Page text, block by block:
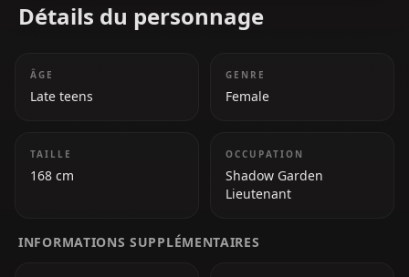
Détails du personnage
ÂGE
Late teens
GENRE
Female
TAILLE
168 cm
OCCUPATION
Shadow Garden
Lieutenant
INFORMATIONS SUPPLÉMENTAIRES